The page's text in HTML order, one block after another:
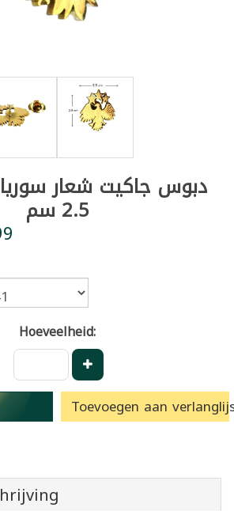
دبوس جاكيت شعار
2.5 سم
Hoeveelheid:
Toevoegen aan